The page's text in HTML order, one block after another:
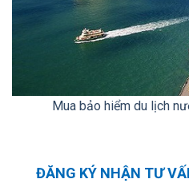
Mua bảo hiểm du lịch
ĐĂNG KÝ NHẬN TƯ